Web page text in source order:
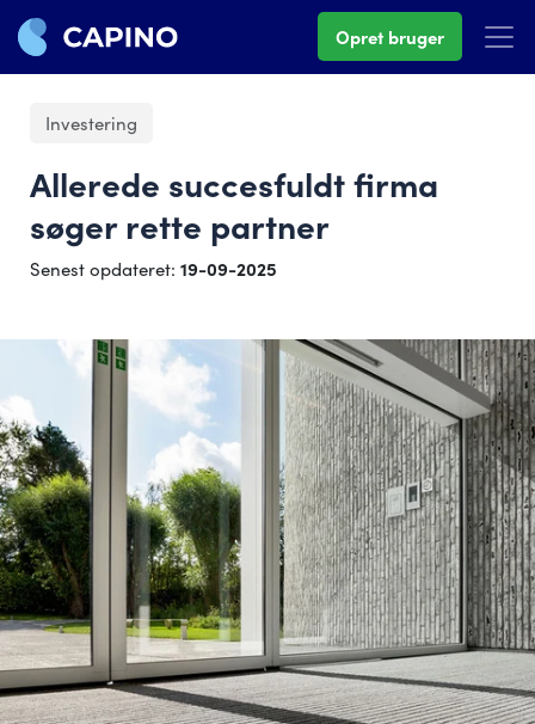
Opret bruger
Investering
Allerede succesfuldt firma
søger rette partner
Senest opdateret: 19-09-2025